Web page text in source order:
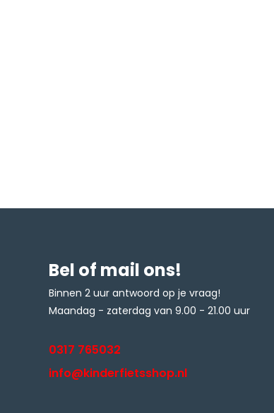
Bel of mail ons!
Binnen 2 uur antwoord op je vraag!
Maandag - zaterdag van 9.00 - 21.00 uur
0317 765032
info@kinderfietsshop.nl